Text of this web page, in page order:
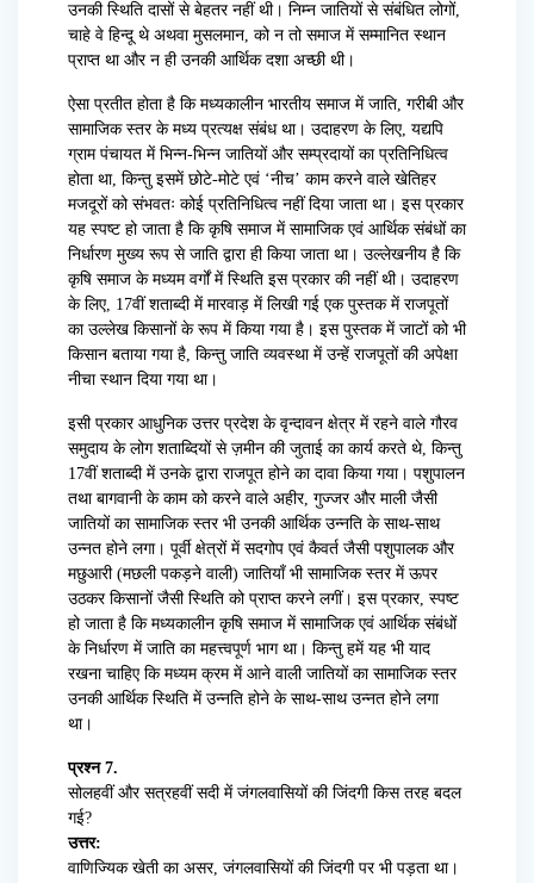
उनकी स्थिति दासों से बेहतर नहीं थी। निम्न जातियों से संबंधित लोगों,
चाहे वे हिन्दू थे अथवा मुसलमान, को न तो समाज में सम्मानित स्थान
प्राप्त था और न ही उनकी आर्थिक दशा अच्छी थी।
ऐसा प्रतीत होता है कि मध्यकालीन भारतीय समाज में जाति, गरीबी और
सामाजिक स्तर के मध्य प्रत्यक्ष संबंध था। उदाहरण के लिए, यद्यपि
ग्राम पंचायत में भिन्न-भिन्न जातियों और सम्प्रदायों का प्रतिनिधित्व
होता था, किन्तु इसमें छोटे-मोटे एवं ‘नीच’ काम करने वाले खेतिहर
मजदूरों को संभवतः कोई प्रतिनिधित्व नहीं दिया जाता था। इस प्रकार
यह स्पष्ट हो जाता है कि कृषि समाज में सामाजिक एवं आर्थिक संबंधों का
निर्धारण मुख्य रूप से जाति द्वारा ही किया जाता था। उल्लेखनीय है कि
कृषि समाज के मध्यम वर्गों में स्थिति इस प्रकार की नहीं थी। उदाहरण
के लिए, 17वीं शताब्दी में मारवाड़ में लिखी गई एक पुस्तक में राजपूतों
का उल्लेख किसानों के रूप में किया गया है। इस पुस्तक में जाटों को भी
किसान बताया गया है, किन्तु जाति व्यवस्था में उन्हें राजपूतों की अपेक्षा
नीचा स्थान दिया गया था।
इसी प्रकार आधुनिक उत्तर प्रदेश के वृन्दावन क्षेत्र में रहने वाले गौरव
समुदाय के लोग शताब्दियों से ज़मीन की जुताई का कार्य करते थे, किन्तु
17वीं शताब्दी में उनके द्वारा राजपूत होने का दावा किया गया। पशुपालन
तथा बागवानी के काम को करने वाले अहीर, गुज्जर और माली जैसी
जातियों का सामाजिक स्तर भी उनकी आर्थिक उन्नति के साथ-साथ
उन्नत होने लगा। पूर्वी क्षेत्रों में सदगोप एवं कैवर्त जैसी पशुपालक और
मछुआरी (मछली पकड़ने वाली) जातियाँ भी सामाजिक स्तर में ऊपर
उठकर किसानों जैसी स्थिति को प्राप्त करने लगीं। इस प्रकार, स्पष्ट
हो जाता है कि मध्यकालीन कृषि समाज में सामाजिक एवं आर्थिक संबंधों
के निर्धारण में जाति का महत्त्वपूर्ण भाग था। किन्तु हमें यह भी याद
रखना चाहिए कि मध्यम क्रम में आने वाली जातियों का सामाजिक स्तर
उनकी आर्थिक स्थिति में उन्नति होने के साथ-साथ उन्नत होने लगा
था।
प्रश्न 7.
सोलहवीं और सत्रहवीं सदी में जंगलवासियों की जिंदगी किस तरह बदल
गई?
उत्तर:
वाणिज्यिक खेती का असर, जंगलवासियों की जिंदगी पर भी पड़ता था।